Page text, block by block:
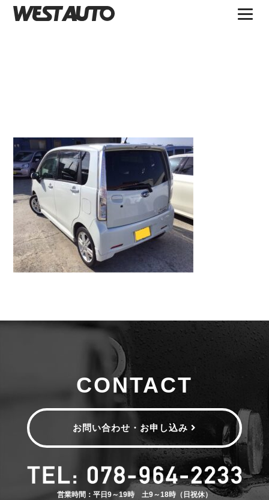
CONTACT
お問い合わせ・お申し込み
営業時間：平日9～19時 土9～18時（日祝休）